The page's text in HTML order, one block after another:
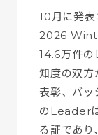
10月に発
2026
14.6万件の
知度の双
表彰、バ
のLeader
る証であり